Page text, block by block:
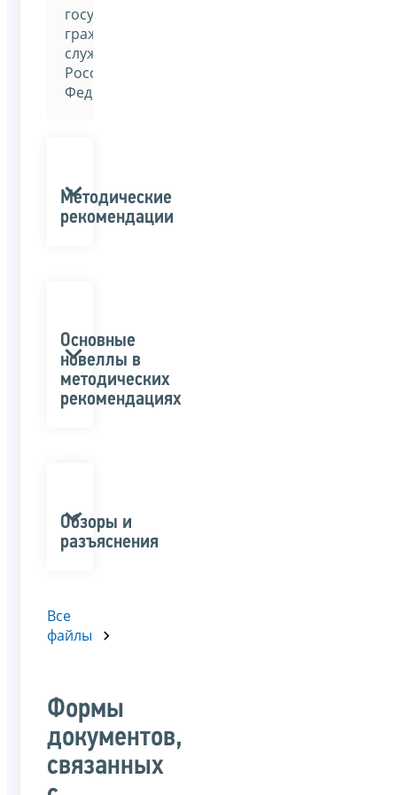
государственной
гражданской
службы
Российской
Федерации»
Методические
рекомендации
Основные
новеллы в
методических
рекомендациях
Обзоры и
разъяснения
Все
файлы
Формы
документов,
связанных